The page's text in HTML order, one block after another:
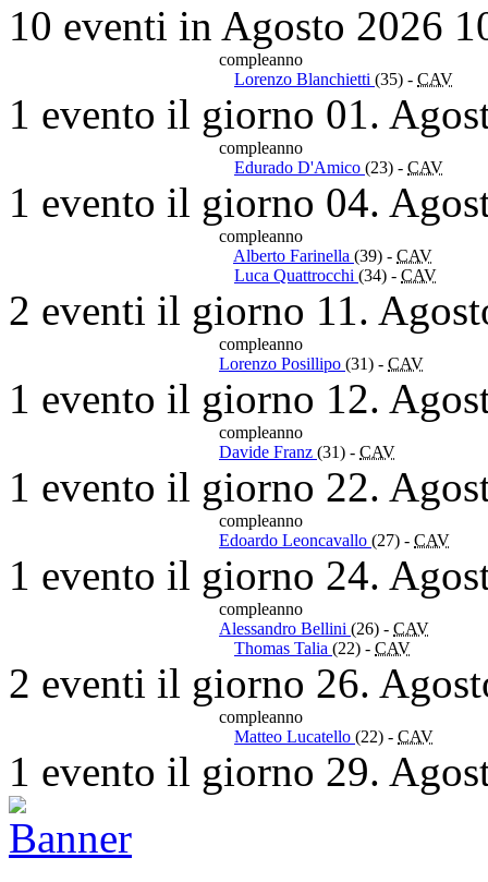
10 eventi in Agosto 2026
compleanno
Lorenzo Blanchietti (35) - CAV
1 evento il giorno 01.
compleanno
Edurado D'Amico (23) - CAV
1 evento il giorno 04.
compleanno
Alberto Farinella (39) - CAV
Luca Quattrocchi (34) - CAV
2 eventi il giorno 11.
compleanno
Lorenzo Posillipo (31) - CAV
1 evento il giorno 12.
compleanno
Davide Franz (31) - CAV
1 evento il giorno 22.
compleanno
Edoardo Leoncavallo (27) - CAV
1 evento il giorno 24.
compleanno
Alessandro Bellini (26) - CAV
Thomas Talia (22) - CAV
2 eventi il giorno 26.
compleanno
Matteo Lucatello (22) - CAV
1 evento il giorno 29.